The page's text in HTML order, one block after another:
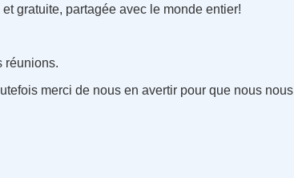
gratuite, partagée avec le monde entier!
réunions.
merci de nous en avertir pour que nous nous